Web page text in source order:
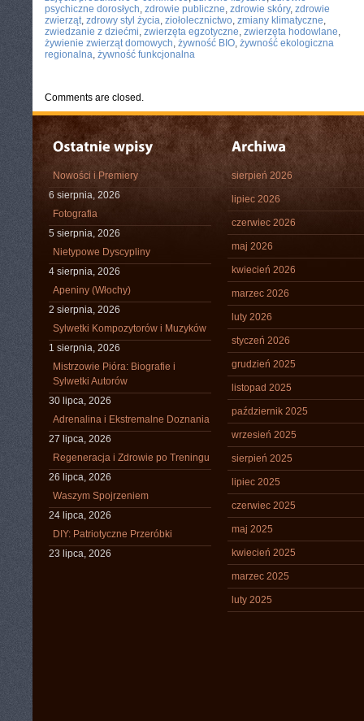
psychiczne dorosłych, zdrowie publiczne, zdrowie skóry, zdrowie
zwierząt, zdrowy styl życia, ziołolecznictwo, zmiany klimatyczne,
zwiedzanie z dziećmi, zwierzęta egzotyczne, zwierzęta hodowlane,
żywienie zwierząt domowych, żywność BIO, żywność ekologiczna
regionalna, żywność funkcjonalna
Comments are closed.
Nowości i Premiery
6 sierpnia, 2026
Fotografia
5 sierpnia, 2026
Nietypowe Dyscypliny
4 sierpnia, 2026
Apeniny (Włochy)
2 sierpnia, 2026
Sylwetki Kompozytorów i Muzyków
1 sierpnia, 2026
Mistrzowie Pióra: Biografie i
Sylwetki Autorów
30 lipca, 2026
Adrenalina i Ekstremalne Doznania
27 lipca, 2026
Regeneracja i Zdrowie po Treningu
26 lipca, 2026
Waszym Spojrzeniem
24 lipca, 2026
DIY: Patriotyczne Przeróbki
23 lipca, 2026
sierpień 2026
lipiec 2026
czerwiec 2026
maj 2026
kwiecień 2026
marzec 2026
luty 2026
styczeń 2026
grudzień 2025
listopad 2025
październik 2025
wrzesień 2025
sierpień 2025
lipiec 2025
czerwiec 2025
maj 2025
kwiecień 2025
marzec 2025
luty 2025